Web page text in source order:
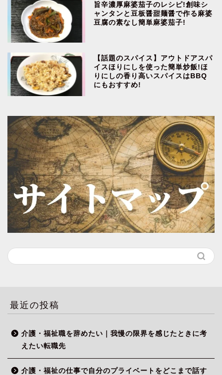
旨辛濃厚麻婆茄子のレシピ!創味シ
ャンタンと豆板醤甜麺醤で作る麻婆
豆腐の素なし簡単麻婆茄子!
【話題のスパイス】アウトドアスパ
イスほりにしを使った簡単炒飯!ほ
りにしの香り高いスパイスはBBQ
にもおすすめ!
最近の投稿
介護・福祉職を辞めたい｜我慢の限界を感じたときに考
えたい転職先
介護・福祉の仕事で自分のプライベートをどこまで話す